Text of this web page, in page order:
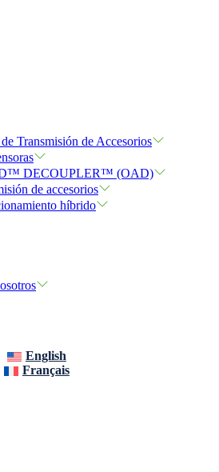
Transmisión de Accesorios
DECOUPLER™ (OAD)
de accesorios
híbrido
English
Français